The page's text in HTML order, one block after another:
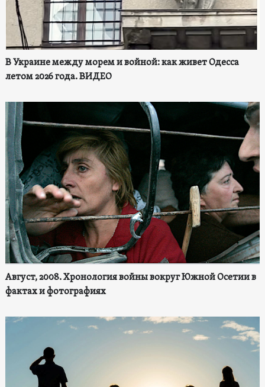
В Украине между морем и войной: как живет Одесса
летом 2026 года. ВИДЕО
Август, 2008. Хронология войны вокруг Южной Осетии в
фактах и фотографиях